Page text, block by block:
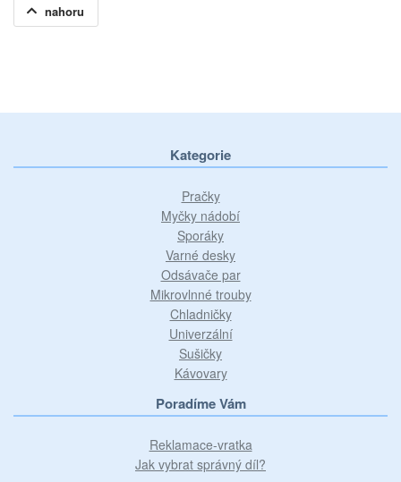
nahoru
Kategorie
Pračky
Myčky nádobí
Sporáky
Varné desky
Odsávače par
Mikrovlnné trouby
Chladničky
Univerzální
Sušičky
Kávovary
Poradíme Vám
Reklamace-vratka
Jak vybrat správný díl?